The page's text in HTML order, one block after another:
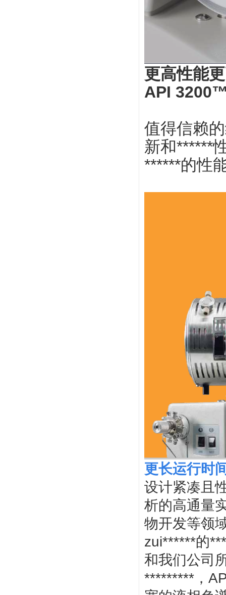
更高性能
API
值得信赖
新和******
******的性
更长运行时
设计紧凑且
析的高通量
物开发等领
zui******的
和我们公司
*********，